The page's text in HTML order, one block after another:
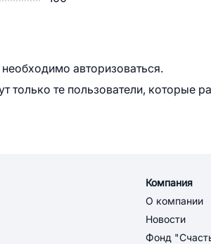
авторизоваться.
только те пользователи, которые
Компания
О компании
Новости
Фонд